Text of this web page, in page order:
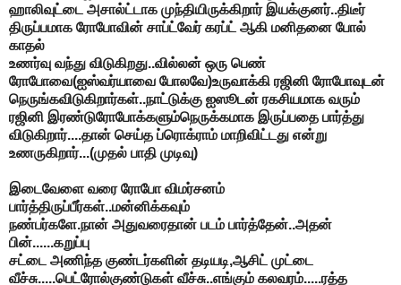
ஹாலிவுட்டை அசால்ட்டாக முந்தியிருக்கிறார் இயக்குனர்..திடீர்
திருப்பமாக ரோபோவின் சாப்ட்வேர் கரப்ட் ஆகி மனிதனை போல்
காதல்
உணர்வு வந்து விடுகிறது..வில்லன் ஒரு பெண்
ரோபோவை(ஐஸ்வர்யாவை போலவே)உருவாக்கி ரஜினி ரோபோவுடன்
நெருங்கவிடுகிறார்கள்..நாட்டுக்கு ஐஸூடன் ரகசியமாக வரும்
ரஜினி இரண்டுரோபோக்களும்நெருக்கமாக இருப்பதை பார்த்து
விடுகிறார்....தான் செய்த ப்ரொக்ராம் மாறிவிட்டது என்று
உணருகிறார்...(முதல் பாதி முடிவு)
இடைவேளை வரை ரோபோ விமர்சனம்
பார்த்திருப்பீர்கள்..மன்னிக்கவும்
நண்பர்களே.நான் அதுவரைதான் படம் பார்த்தேன்..அதன்
பின்......கறுப்பு
சட்டை அணிந்த குண்டர்களின் தடியடி,ஆசிட் முட்டை
வீச்சு.....பெட்ரோல்குண்டுகள் வீச்சு..எங்கும் கலவரம்.....ரத்த